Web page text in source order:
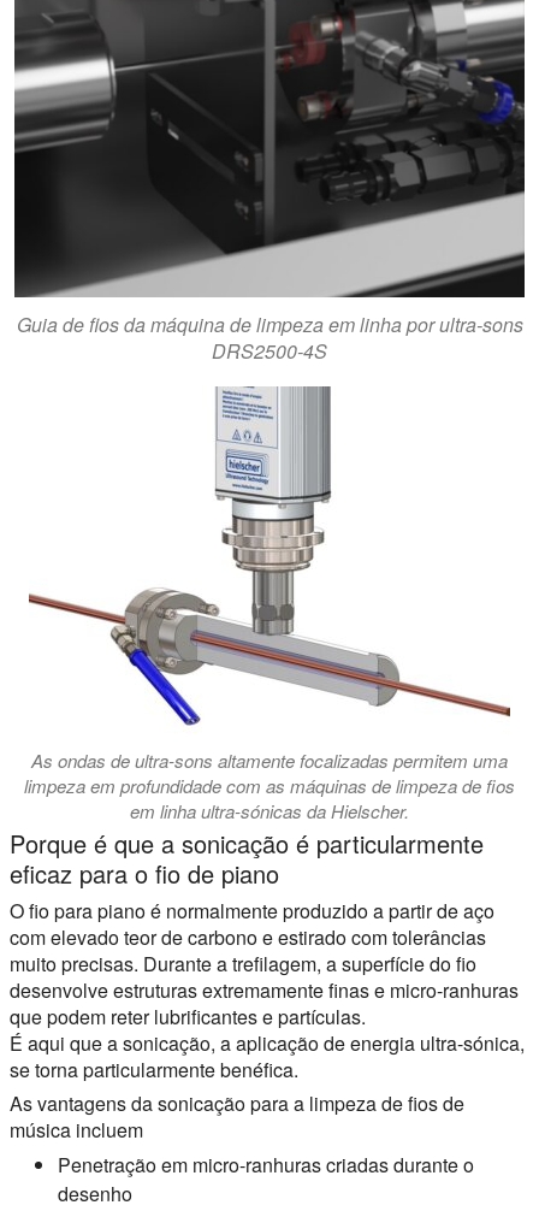
Guia de fios da máquina de limpeza em linha por ultra-sons
DRS2500-4S
As ondas de ultra-sons altamente focalizadas permitem uma
limpeza em profundidade com as máquinas de limpeza de fios
em linha ultra-sónicas da Hielscher.
Porque é que a sonicação é particularmente
eficaz para o fio de piano
O fio para piano é normalmente produzido a partir de aço
com elevado teor de carbono e estirado com tolerâncias
muito precisas. Durante a trefilagem, a superfície do fio
desenvolve estruturas extremamente finas e micro-ranhuras
que podem reter lubrificantes e partículas.
É aqui que a sonicação, a aplicação de energia ultra-sónica,
se torna particularmente benéfica.
As vantagens da sonicação para a limpeza de fios de
música incluem
Penetração em micro-ranhuras criadas durante o
desenho